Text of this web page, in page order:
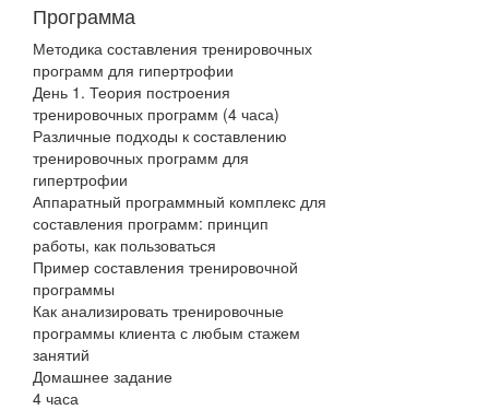
Программа
Методика составления тренировочных
программ для гипертрофии
День 1. Теория построения
тренировочных программ (4 часа)
Различные подходы к составлению
тренировочных программ для
гипертрофии
Аппаратный программный комплекс для
составления программ: принцип
работы, как пользоваться
Пример составления тренировочной
программы
Как анализировать тренировочные
программы клиента с любым стажем
занятий
Домашнее задание
4 часа